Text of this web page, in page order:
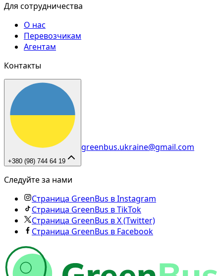
Для сотрудничества
О нас
Перевозчикам
Агентам
Контакты
+380 (98) 744 64 19
greenbus.ukraine@gmail.com
Следуйте за нами
Страница GreenBus в Instagram
Страница GreenBus в TikTok
Страница GreenBus в X (Twitter)
Страница GreenBus в Facebook